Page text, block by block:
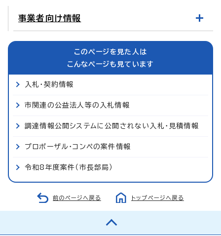
事業者向け情報
このページを見た人は
こんなページも見ています
入札・契約情報
市関連の公益法人等の入札情報
調達情報公開システムに公開されない入札・見積情報
プロポーザル・コンペの案件情報
令和8年度案件（市長部局）
前のページへ戻る トップページへ戻る